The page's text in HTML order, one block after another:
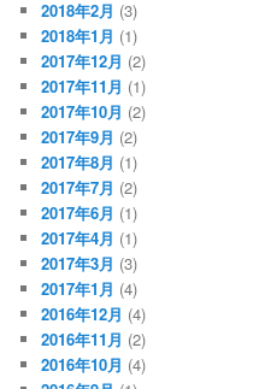
2018年2月 (3)
2018年1月 (1)
2017年12月 (2)
2017年11月 (1)
2017年10月 (2)
2017年9月 (2)
2017年8月 (1)
2017年7月 (2)
2017年6月 (1)
2017年4月 (1)
2017年3月 (3)
2017年1月 (4)
2016年12月 (4)
2016年11月 (2)
2016年10月 (4)